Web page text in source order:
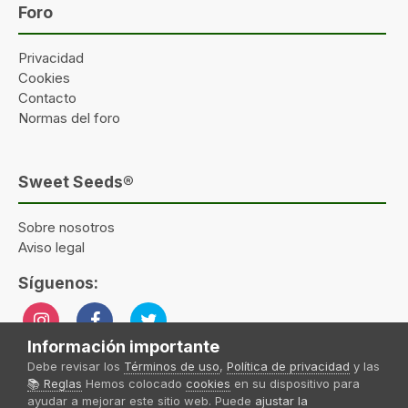
Foro
Privacidad
Cookies
Contacto
Normas del foro
Sweet Seeds®
Sobre nosotros
Aviso legal
Síguenos:
Idioma Tema Política de privacidad
Información importante
Debe revisar los Términos de uso, Política de privacidad y las
📚 Reglas Hemos colocado cookies en su dispositivo para
ayudar a mejorar este sitio web. Puede ajustar la